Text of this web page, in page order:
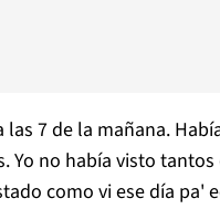
las 7 de la mañana.
Yo no había visto
como vi ese día pa'